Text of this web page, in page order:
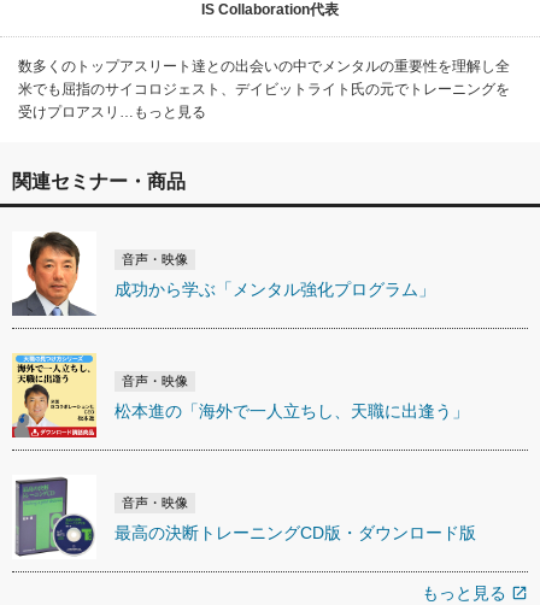
IS Collaboration代表
数多くのトップアスリート達との出会いの中でメンタルの重要性を理解し全
米でも屈指のサイコロジェスト、デイビットライト氏の元でトレーニングを
受けプロアスリ…もっと見る
関連セミナー・商品
音声・映像
成功から学ぶ「メンタル強化プログラム」
音声・映像
松本進の「海外で一人立ちし、天職に出逢う」
音声・映像
最高の決断トレーニングCD版・ダウンロード版
もっと見る open_in_new